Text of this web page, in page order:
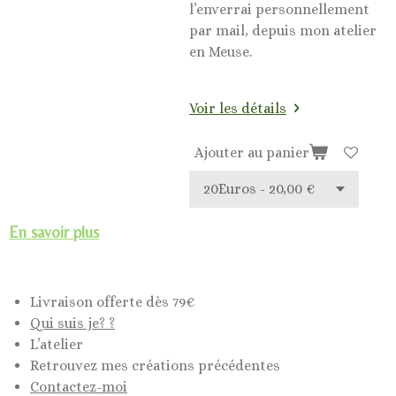
l’enverrai personnellement
par mail, depuis mon atelier
en Meuse.
Voir les détails
Ajouter au panier
En savoir plus
Livraison offerte dès 79€
Qui suis je? ?
L’atelier
Retrouvez mes créations précédentes
Contactez-moi